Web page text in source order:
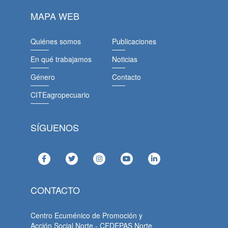
MAPA WEB
Quiénes somos
En qué trabajamos
Género
CITEagropecuario
Publicaciones
Noticias
Contacto
SÍGUENOS
CONTACTO
Centro Ecuménico de Promoción y
Acción Social Norte - CEDEPAS Norte